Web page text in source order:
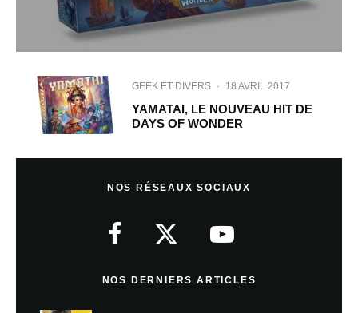
GEEK ET DIVERS · 18 AVRIL 2017
YAMATAI, LE NOUVEAU HIT DE
DAYS OF WONDER
NOS RÉSEAUX SOCIAUX
NOS DERNIERS ARTICLES